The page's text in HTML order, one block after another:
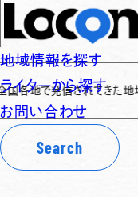
地域情報を探す
ライターから探す
お問い合わせ
Search
されてきた地域情報を保存